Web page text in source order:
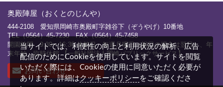
奥殿陣屋（おくとのじんや）
444-2108 愛知県岡崎市奥殿町字雑谷下（ぞうやげ）10番地
TEL（0564）45-7230 FAX（0564）45-7458
開園時間 9:30～16:30 休館日 毎週月曜日（祝日の場合は翌日）、年
末年始、臨時休館 【一般社団法人岡崎パブリックサービス】
お問い合わせ
当サイトでは、利便性の向上と利用状況の解析、広告
配信のためにCookieを使用しています。サイトを閲覧
いただく際には、Cookieの使用に同意いただく必要が
あります。詳細はクッキーポリシー をご確認くださ